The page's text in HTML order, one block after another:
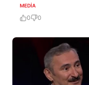
MEDİA
0 0